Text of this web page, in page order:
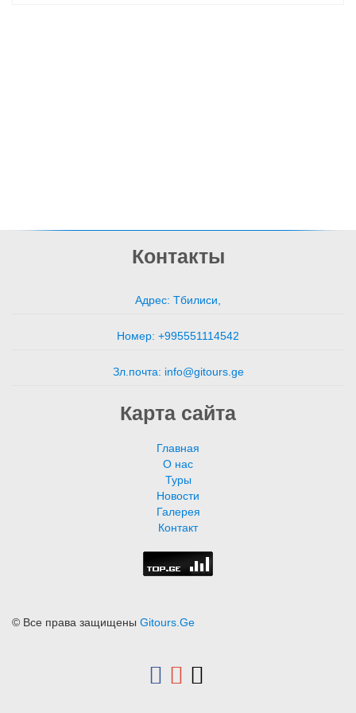
Контакты
Адрес: Тбилиси,
Номер: +995551114542
Зл.почта: info@gitours.ge
Карта сайта
Главная
О нас
Туры
Новости
Галерея
Контакт
© Все права защищены Gitours.Ge